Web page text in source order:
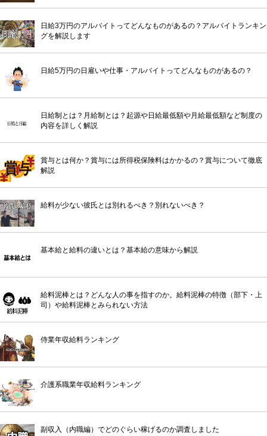
日給3万円のアルバイトってどんなものがあるの？アルバイトランキン
グを解説します
日給5万円の日雇いや仕事・アルバイトってどんなものがあるの？
日給制とは？月給制とは？起源や日給最低額や月給最低額など制度の
内容を詳しく解説
賞与とは何か？賞与には所得税保険料はかかるの？賞与について徹底
解説
給料が少ない彼氏とは別れるべき？別れないべき？
基本給と給料の違いとは？基本給の意味から解説
給料泥棒とは？どんな人の事を指すのか。給料泥棒の特徴（部下・上
司）や給料泥棒とみられない方法
侍業年収給料ランキング
介護系職業年収給料ランキング
副収入（内職編）でどのぐらい稼げるのか調査しました